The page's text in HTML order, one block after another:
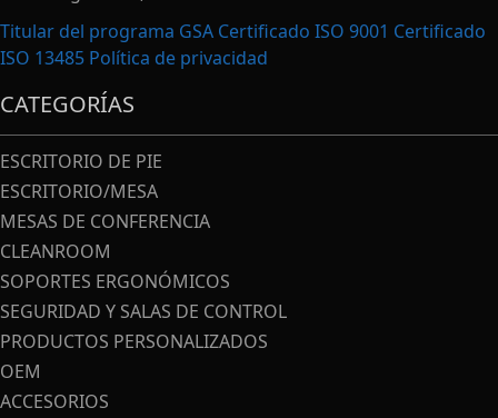
Titular del programa GSA Certificado ISO 9001 Certificado
ISO 13485 Política de privacidad
CATEGORÍAS
ESCRITORIO DE PIE
ESCRITORIO/MESA
MESAS DE CONFERENCIA
CLEANROOM
SOPORTES ERGONÓMICOS
SEGURIDAD Y SALAS DE CONTROL
PRODUCTOS PERSONALIZADOS
OEM
ACCESORIOS